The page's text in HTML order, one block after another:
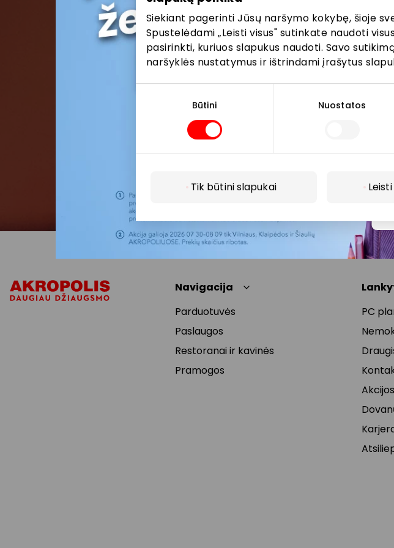
Siekiant pagerinti Jūsų naršymo kokybę, šioje
Spustelėdami „Leisti visus" sutinkate naudoti
pasirinkti, kuriuos slapukus naudoti. Savo
naršyklės nustatymus ir ištrindami įrašytus
Būtini Nuostatos
Tik būtini slapukai
Spustelėdamas
AKROPOLIS
Navigacija
Parduotuvės
Paslaugos
Restoranai ir kavinės
Pramogos
PC
Akcijos